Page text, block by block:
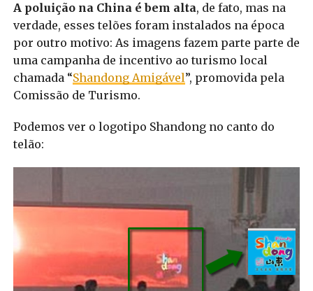
A poluição na China é bem alta, de fato, mas na
verdade, esses telões foram instalados na época
por outro motivo: As imagens fazem parte parte de
uma campanha de incentivo ao turismo local
chamada “Shandong Amigável”, promovida pela
Comissão de Turismo.
Podemos ver o logotipo Shandong no canto do
telão: